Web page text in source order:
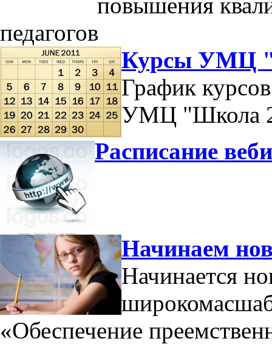
педагогов
Курсы УМЦ
График
УМЦ "Школа
Расписание
Начинаем
Начинается
«Обеспечение